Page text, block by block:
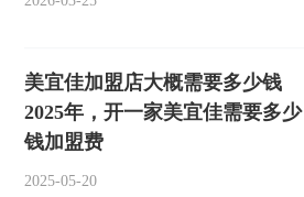
美宜佳加盟店大概需要多少钱
2025年，开一家美宜佳需要多少
钱加盟费
2025-05-20